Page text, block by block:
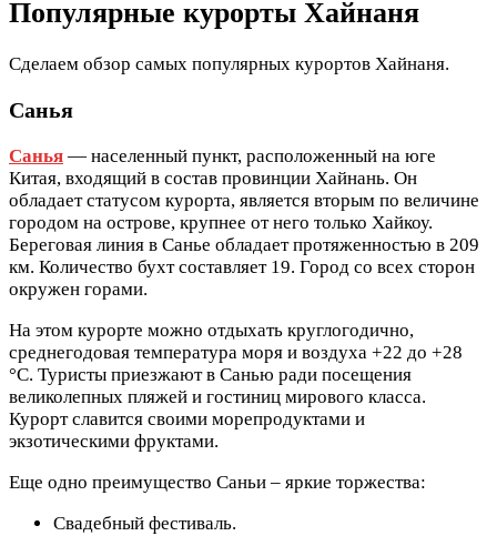
Популярные курорты Хайнаня
Сделаем обзор самых популярных курортов Хайнаня.
Санья
Санья — населенный пункт, расположенный на юге
Китая, входящий в состав провинции Хайнань. Он
обладает статусом курорта, является вторым по величине
городом на острове, крупнее от него только Хайкоу.
Береговая линия в Санье обладает протяженностью в 209
км. Количество бухт составляет 19. Город со всех сторон
окружен горами.
На этом курорте можно отдыхать круглогодично,
среднегодовая температура моря и воздуха +22 до +28
°C. Туристы приезжают в Санью ради посещения
великолепных пляжей и гостиниц мирового класса.
Курорт славится своими морепродуктами и
экзотическими фруктами.
Еще одно преимущество Саньи – яркие торжества:
Свадебный фестиваль.